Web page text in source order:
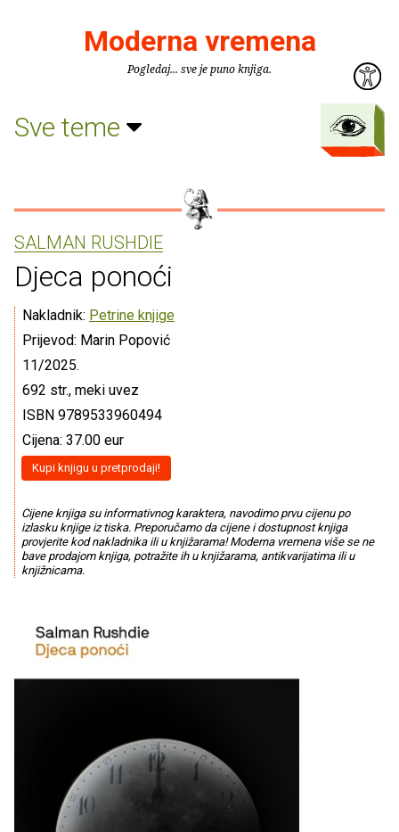
Moderna vremena
Pogledaj... sve je puno knjiga.
Sve teme
SALMAN RUSHDIE
Djeca ponoći
Nakladnik: Petrine knjige
Prijevod: Marin Popović
11/2025.
692 str., meki uvez
ISBN 9789533960494
Cijena: 37.00 eur
Kupi knjigu u pretprodaji!
Cijene knjiga su informativnog karaktera, navodimo prvu cijenu po
izlasku knjige iz tiska. Preporučamo da cijene i dostupnost knjiga
provjerite kod nakladnika ili u knjižarama! Moderna vremena više se ne
bave prodajom knjiga, potražite ih u knjižarama, antikvarijatima ili u
knjižnicama.